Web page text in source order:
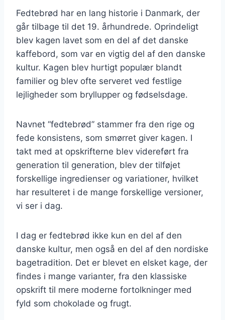
Fedtebrød har en lang historie i Danmark, der
går tilbage til det 19. århundrede. Oprindeligt
blev kagen lavet som en del af det danske
kaffebord, som var en vigtig del af den danske
kultur. Kagen blev hurtigt populær blandt
familier og blev ofte serveret ved festlige
lejligheder som bryllupper og fødselsdage.
Navnet “fedtebrød” stammer fra den rige og
fede konsistens, som smørret giver kagen. I
takt med at opskrifterne blev videreført fra
generation til generation, blev der tilføjet
forskellige ingredienser og variationer, hvilket
har resulteret i de mange forskellige versioner,
vi ser i dag.
I dag er fedtebrød ikke kun en del af den
danske kultur, men også en del af den nordiske
bagetradition. Det er blevet en elsket kage, der
findes i mange varianter, fra den klassiske
opskrift til mere moderne fortolkninger med
fyld som chokolade og frugt.